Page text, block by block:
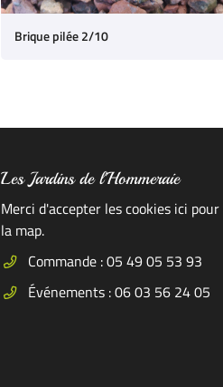
Brique pilée 2/10
Les Jardins de l'Hommeraie
Merci d'accepter les cookies ici
la map.
Commande : 05 49 05 53 93
Événements : 06 03 56 24 05